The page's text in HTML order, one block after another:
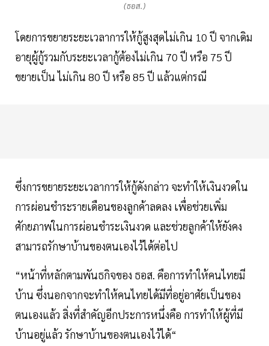
(ธอส.)
โดยการขยายระยะเวลาการให้กู้สูงสุดไม่เกิน 10 ปี จากเดิม
อายุผู้กู้รวมกับระยะเวลากู้ต้องไม่เกิน 70 ปี หรือ 75 ปี
ขยายเป็น ไม่เกิน 80 ปี หรือ 85 ปี แล้วแต่กรณี
ซึ่งการขยายระยะเวลาการให้กู้ดังกล่าว จะทำให้เงินงวดใน
การผ่อนชำระรายเดือนของลูกค้าลดลง เพื่อช่วยเพิ่ม
ศักยภาพในการผ่อนชำระเงินงวด และช่วยลูกค้าให้ยังคง
สามารถรักษาบ้านของตนเองไว้ได้ต่อไป
“หน้าที่หลักตามพันธกิจของ ธอส. คือการทำให้คนไทยมี
บ้าน ซึ่งนอกจากจะทำให้คนไทยได้มีที่อยู่อาศัยเป็นของ
ตนเองแล้ว สิ่งที่สำคัญอีกประการหนึ่งคือ การทำให้ผู้ที่มี
บ้านอยู่แล้ว รักษาบ้านของตนเองไว้ได้“